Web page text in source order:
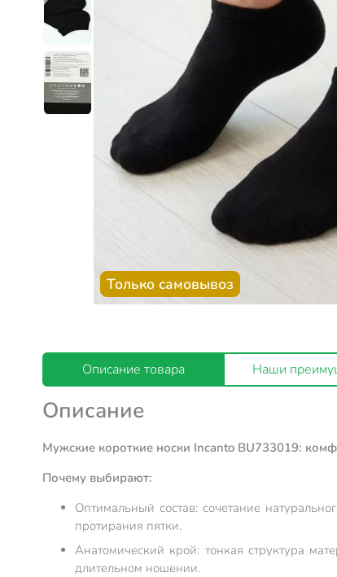
Только самовывоз
Описание товара Наши
Описание
Мужские короткие носки Incanto BU733019:
Почему выбирают:
Оптимальный состав: сочетание
протирания пятки.
Анатомический крой: тонкая структура
длительном ношении.